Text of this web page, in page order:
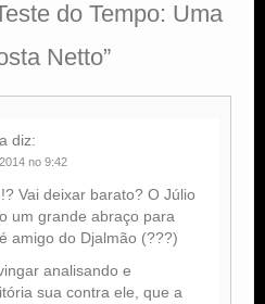
do Tempo: Uma
Netto”
diz:
no 9:42
!? Vai deixar barato? O Júlio
um grande abraço para
amigo do Djalmão (???)
analisando e
sua contra ele, que a